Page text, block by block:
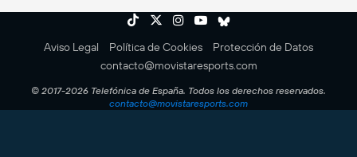
Aviso Legal Política de Cookies
Protección de Datos
contacto@movistaresports.com
© 2017-2026 Telefónica de España. Todos los derechos reservados.
contacto@movistaresports.com